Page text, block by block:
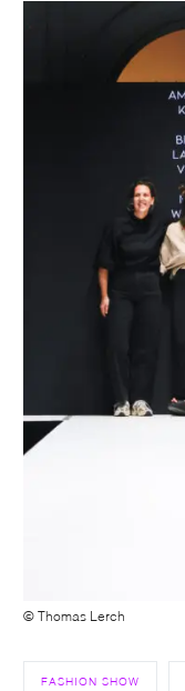
© Thomas Lerch
FASHION SHOW